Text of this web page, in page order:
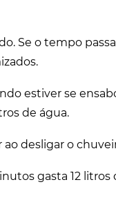
Se o tempo
estiver se
de água.
ao desligar o
gasta 12